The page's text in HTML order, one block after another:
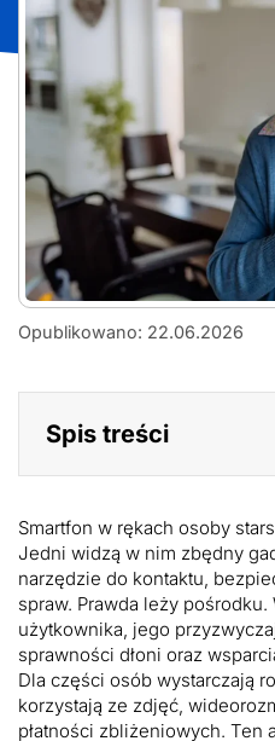
Opublikowano: 22.06.2026
Spis treści
Smartfon w rękach osoby
Jedni widzą w nim zbędny
narzędzie do kontaktu,
spraw. Prawda leży
użytkownika, jego
sprawności dłoni oraz
Dla części osób wystarczają
korzystają ze zdjęć,
płatności zbliżeniowych. Ten